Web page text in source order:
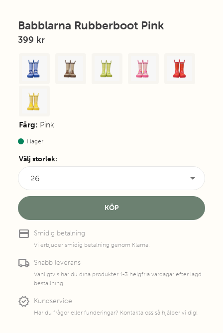
Babblarna Rubberboot Pink
399 kr
Färg: Pink
I lager
Välj storlek:
26
KÖP
credit_card Smidig betalning
Vi erbjuder smidig betalning genom Klarna.
local_shipping Snabb leverans
Vanligtvis har du dina produkter 1-3 helgfria vardagar efter lagd
beställning
new_releases Kundservice
Har du frågor eller funderingar? Kontakta oss så hjälper vi dig!